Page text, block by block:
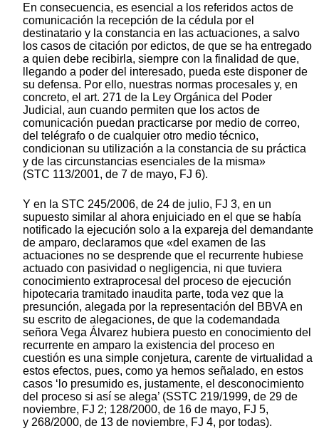
En consecuencia, es esencial a los referidos actos de
comunicación la recepción de la cédula por el
destinatario y la constancia en las actuaciones, a salvo
los casos de citación por edictos, de que se ha entregado
a quien debe recibirla, siempre con la finalidad de que,
llegando a poder del interesado, pueda este disponer de
su defensa. Por ello, nuestras normas procesales y, en
concreto, el art. 271 de la Ley Orgánica del Poder
Judicial, aun cuando permiten que los actos de
comunicación puedan practicarse por medio de correo,
del telégrafo o de cualquier otro medio técnico,
condicionan su utilización a la constancia de su práctica
y de las circunstancias esenciales de la misma»
(STC 113/2001, de 7 de mayo, FJ 6).
Y en la STC 245/2006, de 24 de julio, FJ 3, en un
supuesto similar al ahora enjuiciado en el que se había
notificado la ejecución solo a la expareja del demandante
de amparo, declaramos que «del examen de las
actuaciones no se desprende que el recurrente hubiese
actuado con pasividad o negligencia, ni que tuviera
conocimiento extraprocesal del proceso de ejecución
hipotecaria tramitado inaudita parte, toda vez que la
presunción, alegada por la representación del BBVA en
su escrito de alegaciones, de que la codemandada
señora Vega Álvarez hubiera puesto en conocimiento del
recurrente en amparo la existencia del proceso en
cuestión es una simple conjetura, carente de virtualidad a
estos efectos, pues, como ya hemos señalado, en estos
casos ‘lo presumido es, justamente, el desconocimiento
del proceso si así se alega’ (SSTC 219/1999, de 29 de
noviembre, FJ 2; 128/2000, de 16 de mayo, FJ 5,
y 268/2000, de 13 de noviembre, FJ 4, por todas).